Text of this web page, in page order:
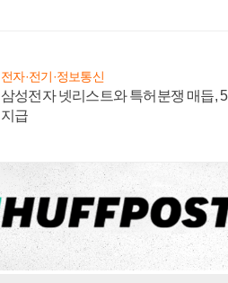
전자·전기·정보통신
삼성전자 넷리스트와 특허분쟁 매듭,
지급